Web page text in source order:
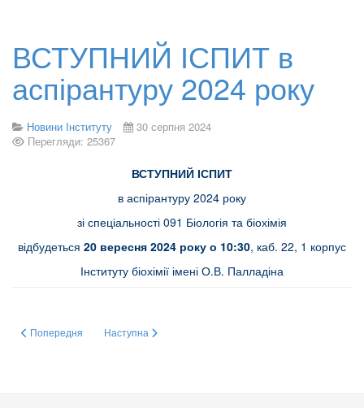
ВСТУПНИЙ ІСПИТ в
аспірантуру 2024 року
Новини Інституту
30 серпня 2024
Перегляди: 25367
ВСТУПНИЙ ІСПИТ
в аспірантуру 2024 року
зі спеціальності 091 Біологія та біохімія
відбудеться 20 вересня 2024 року о 10:30, каб. 22, 1 корпус
Інституту біохімії імені О.В. Палладіна
Попередня стаття: Сучасне рішення для візуалізації гелів та блотів
Попередня Наступна стаття: КОМІСАРЕНКА С.В. обрано
Наступна